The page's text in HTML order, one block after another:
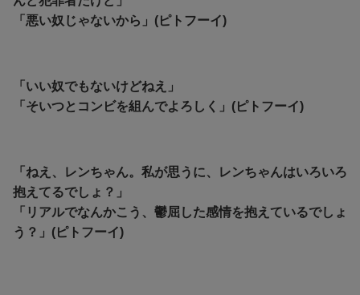
「悪い奴じゃないから」(ピトフーイ)
「いい奴でもないけどねえ」
「そいつとコンビを組んでよろしく」(ピトフーイ)
「ねえ、レンちゃん。私が思うに、レンちゃんはいろいろ
抱えてるでしょ？」
「 リアルでなんかこう、鬱屈した感情を抱えているでしょ
う？」(ピトフーイ)